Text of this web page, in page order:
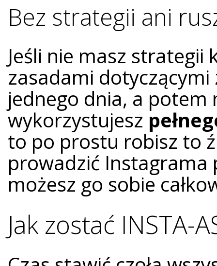
Bez strategii ani
Jeśli nie masz strategii
zasadami
jednego dnia, a potem
wykorzystujesz
to po prostu robisz to
prowadzić
możesz go sobie
Jak zostać INSTA-